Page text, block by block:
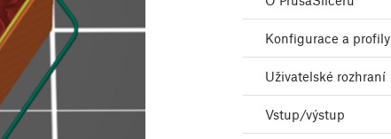
Konfigurace a profily
Uživatelské rozhraní
Vstup/výstup